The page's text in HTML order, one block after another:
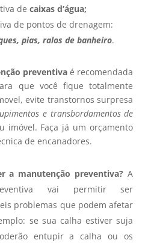
de caixas d’água;
de pontos de drenagem:
pias, ralos de banheiro.
preventivaé recomendada
que você fique totalmente
evite transtornos surpresa
e transbordamentos de
imóvel. Faça já um orçamento
de encanadores.
a manutenção preventiva? A
vai permitir ser
problemas que podem afetar
se sua calha estiver suja
entupir a calha ou os